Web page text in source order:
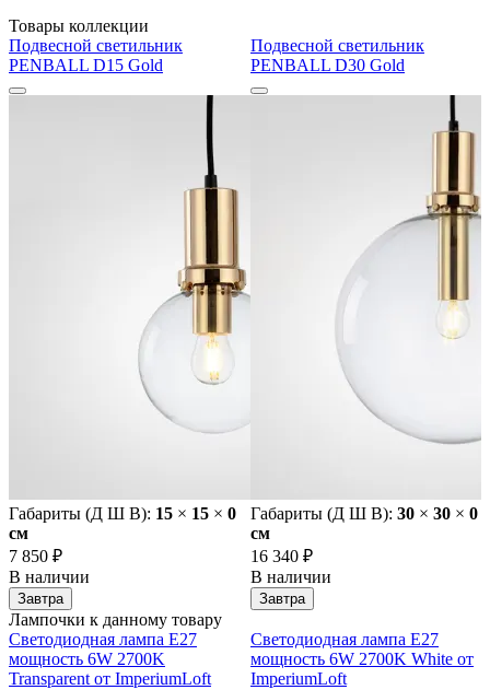
Товары коллекции
Подвесной светильник
PENBALL D15 Gold
Габариты (Д Ш В): 15 × 15 × 0
cм
7 850 ₽
В наличии
Завтра
Подвесной светильник
PENBALL D30 Gold
Габариты (Д Ш В): 30 × 30 × 0
cм
16 340 ₽
В наличии
Завтра
Лампочки к данному товару
Светодиодная лампа E27
мощность 6W 2700K
Transparent от ImperiumLoft
Светодиодная лампа E27
мощность 6W 2700K White от
ImperiumLoft